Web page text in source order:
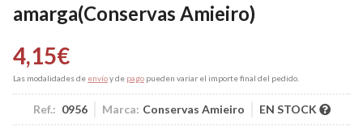
amarga(Conservas Amieiro)
4,15€
Las modalidades de envíoy de pago pueden variar el importe final del pedido.
Ref.: 0956 Marca: Conservas Amieiro EN STOCK